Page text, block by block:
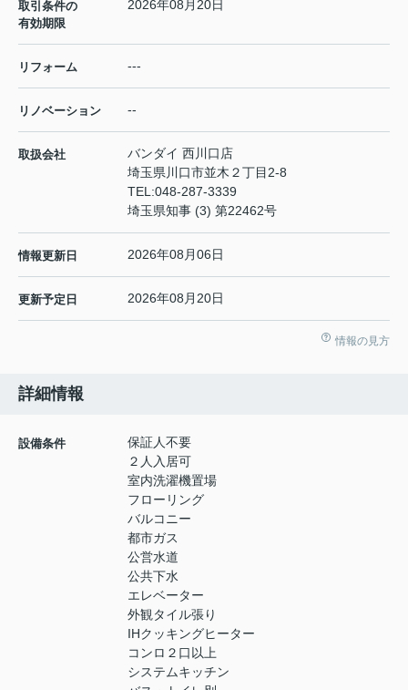
取引条件の
有効期限
2026年08月20日
リフォーム ---
リノベーション --
取扱会社
バンダイ 西川口店
埼玉県川口市並木２丁目2-8
TEL:048-287-3339
埼玉県知事 (3) 第22462号
情報更新日 2026年08月06日
更新予定日 2026年08月20日
情報の見方
詳細情報
設備条件
保証人不要
２人入居可
室内洗濯機置場
フローリング
バルコニー
都市ガス
公営水道
公共下水
エレベーター
外観タイル張り
IHクッキングヒーター
コンロ２口以上
システムキッチン